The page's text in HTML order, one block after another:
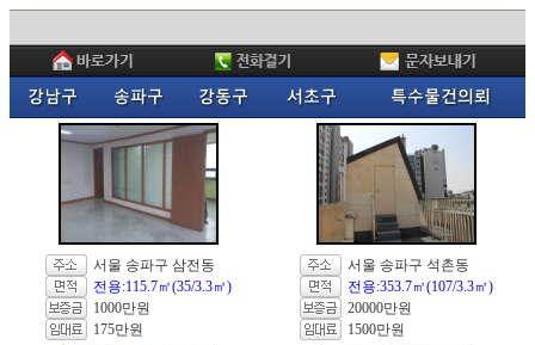
서울 송파구 삼전동
전용:115.7㎡(35/3.3㎡)
1000만원
175만원
서울 송파구 석촌동
전용:353.7㎡(107/3.3㎡)
20000만원
1500만원